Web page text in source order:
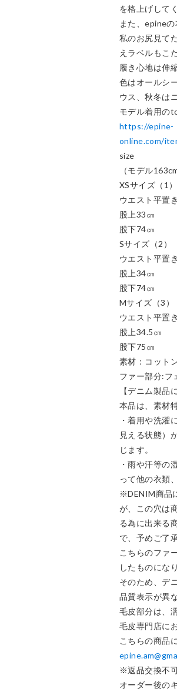
を格上げして
また、epineの
私のお尻見て
えラベルもこ
履き心地は伸
色はオールシ
ウス、秋冬は
https://epine-
online.com/
size
（モデル
XSサイズ（1）
ウエスト平置
股上33㎝
股下74㎝
Sサイズ（2）
ウエスト平置
股上34㎝
股下74㎝
Mサイズ（3）
ウエスト平置
股上34.5㎝
股下75㎝
素材：コット
ファー部分:フ
【デニム製品
本品は、素材
・着用や洗濯
見える状態）
じます。
・雨や汗等の
って他の衣類
※DENIM商品
が、この穴は
る為に出来る
で、予めご了
こちらのファ
したものにな
そのため、デ
品質表示が異
毛皮部分は、
毛皮専門店に
※返品交換不
オーダー後の